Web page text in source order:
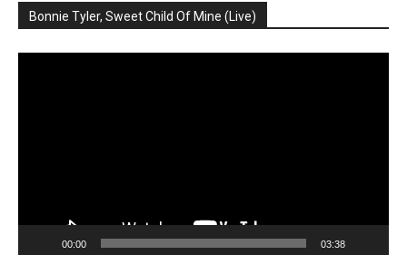
Bonnie Tyler, Sweet Child Of Mine (Live)
00:00 03:38